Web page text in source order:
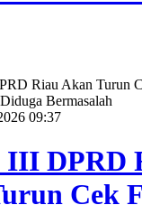
09:37
III DPRD
Cek